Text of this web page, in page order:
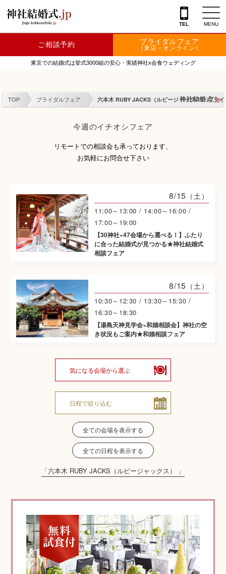
{literal}
TEL MENU
神社を探す
会場を探す
TOKIWAKEプラン
相談カウンター
神社結婚式のいろいろ
神前式とは
ご相談予約 ブライダルフェア
（来店・オンライン）
東京での結婚式は挙式3000組の安心・実績神社x会食ウェディング
TOP ブライダルフェア 六本木 RUBY JACKS（ルビージャックス） ブラ
今週のイチオシフェア
リモートでの相談会も承っております、
お気軽にお問合せ下さい
8/15 （土）
11:00～13:00 / 14:00～16:00 /
17:00～19:00
【30神社×47会場から選べる！】ふたり
に合った結婚式が見つかる★神社結婚式
相談フェア
8/15 （土）
10:30～12:30 / 13:30～15:30 /
16:30～18:30
【湯島天神見学会×和婚相談会】神社の空
き状況もご案内★和婚相談フェア
気になる会場から選ぶ
日程で絞り込む
全ての会場を表示する
全ての日程を表示する
「六本木 RUBY JACKS（ルビージャックス） 」